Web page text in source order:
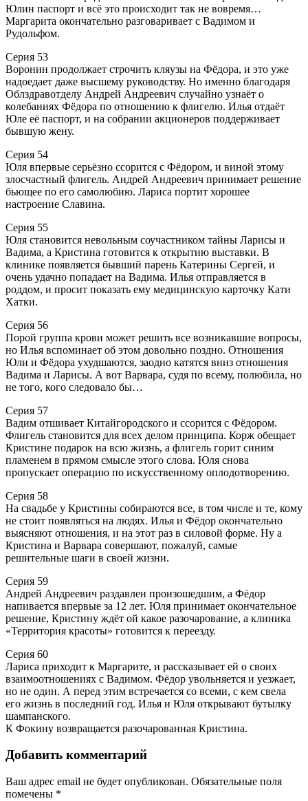
Юлин паспорт и всё это происходит так не вовремя…
Маргарита окончательно разговаривает с Вадимом и
Рудольфом.
Серия 53
Воронин продолжает строчить кляузы на Фёдора, и это уже
надоедает даже высшему руководству. Но именно благодаря
Облздравотделу Андрей Андреевич случайно узнаёт о
колебаниях Фёдора по отношению к флигелю. Илья отдаёт
Юле её паспорт, и на собрании акционеров поддерживает
бывшую жену.
Серия 54
Юля впервые серьёзно ссорится с Фёдором, и виной этому
злосчастный флигель. Андрей Андреевич принимает решение
бьющее по его самолюбию. Лариса портит хорошее
настроение Славина.
Серия 55
Юля становится невольным соучастником тайны Ларисы и
Вадима, а Кристина готовится к открытию выставки. В
клинике появляется бывший парень Катерины Сергей, и
очень удачно попадает на Вадима. Илья отправляется в
роддом, и просит показать ему медицинскую карточку Кати
Хатки.
Серия 56
Порой группа крови может решить все возникавшие вопросы,
но Илья вспоминает об этом довольно поздно. Отношения
Юли и Фёдора ухудшаются, заодно катятся вниз отношения
Вадима и Ларисы. А вот Варвара, судя по всему, полюбила, но
не того, кого следовало бы…
Серия 57
Вадим отшивает Китайгородского и ссорится с Фёдором.
Флигель становится для всех делом принципа. Корж обещает
Кристине подарок на всю жизнь, а флигель горит синим
пламенем в прямом смысле этого слова. Юля снова
пропускает операцию по искусственному оплодотворению.
Серия 58
На свадьбе у Кристины собираются все, в том числе и те, кому
не стоит появляться на людях. Илья и Фёдор окончательно
выясняют отношения, и на этот раз в силовой форме. Ну а
Кристина и Варвара совершают, пожалуй, самые
решительные шаги в своей жизни.
Серия 59
Андрей Андреевич раздавлен произошедшим, а Фёдор
напивается впервые за 12 лет. Юля принимает окончательное
решение, Кристину ждёт ой какое разочарование, а клиника
«Территория красоты» готовится к переезду.
Серия 60
Лариса приходит к Маргарите, и рассказывает ей о своих
взаимоотношениях с Вадимом. Фёдор увольняется и уезжает,
но не один. А перед этим встречается со всеми, с кем свела
его жизнь в последний год. Илья и Юля открывают бутылку
шампанского.
К Фокину возвращается разочарованная Кристина.
Добавить комментарий
Ваш адрес email не будет опубликован. Обязательные поля
помечены *